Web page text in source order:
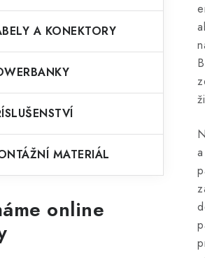
A KONEKTORY
MATERIÁL
online